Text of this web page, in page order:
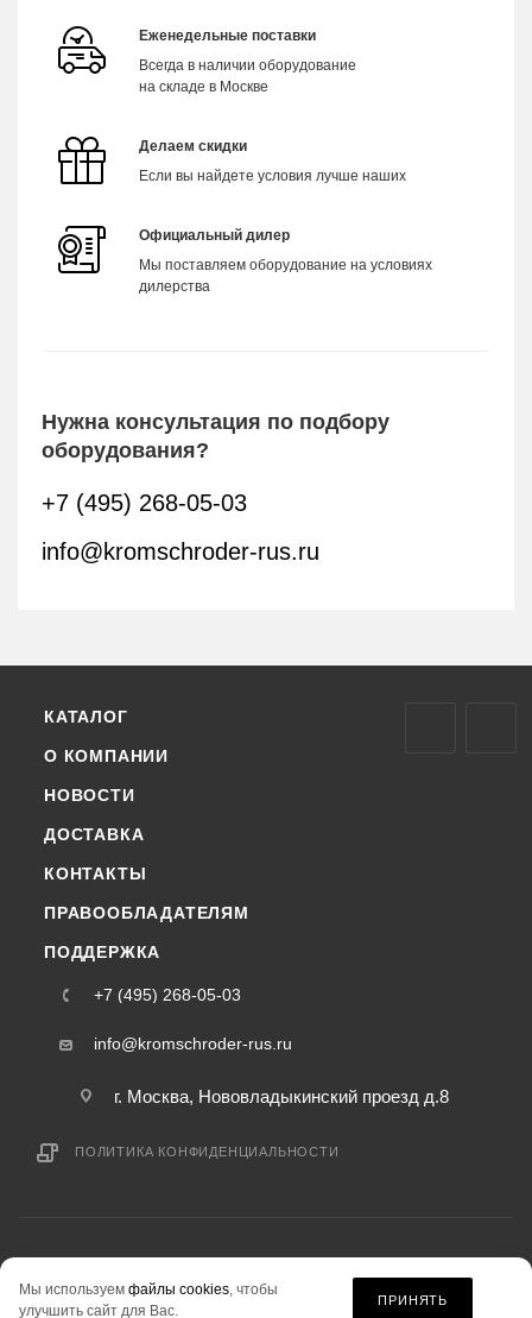
Еженедельные поставки
Всегда в наличии оборудование
на складе в Москве
Делаем скидки
Если вы найдете условия лучше наших
Официальный дилер
Мы поставляем оборудование на условиях
дилерства
Нужна консультация по подбору
оборудования?
+7 (495) 268-05-03
info@kromschroder-rus.ru
КАТАЛОГ
О КОМПАНИИ
НОВОСТИ
ДОСТАВКА
КОНТАКТЫ
ПРАВООБЛАДАТЕЛЯМ
ПОДДЕРЖКА
+7 (495) 268-05-03
info@kromschroder-rus.ru
г. Москва, Нововладыкинский проезд д.8
ПОЛИТИКА КОНФИДЕНЦИАЛЬНОСТИ
информация на сайте «kromschroder-rus.ru» не является публичной офертой.
Мы используем файлы cookies, чтобы
улучшить сайт для Вас.
ПРИНЯТЬ